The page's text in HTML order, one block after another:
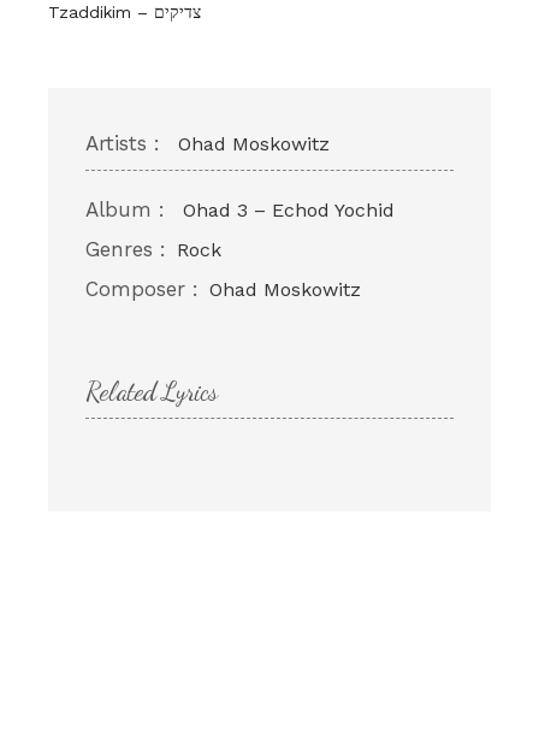
Tzaddikim – צדיקים
Artists : Ohad Moskowitz
Album : Ohad 3 – Echod Yochid
Genres : Rock
Composer : Ohad Moskowitz
Related Lyrics